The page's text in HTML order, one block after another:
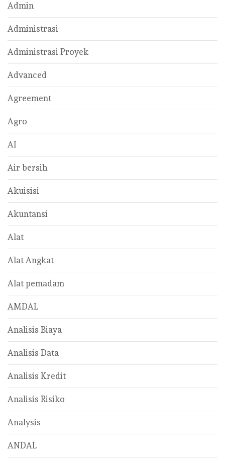
Admin
Administrasi
Administrasi Proyek
Advanced
Agreement
Agro
AI
Air bersih
Akuisisi
Akuntansi
Alat
Alat Angkat
Alat pemadam
AMDAL
Analisis Biaya
Analisis Data
Analisis Kredit
Analisis Risiko
Analysis
ANDAL